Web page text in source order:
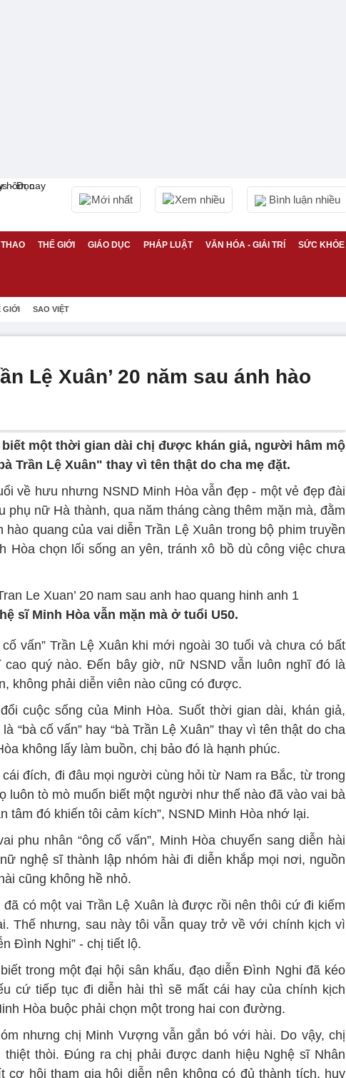
Mới nhất Xem nhiều Bình luận nhiều
THẾ GIỚI GIÁO DỤC PHÁP LUẬT VĂN HÓA - GIẢI TRÍ SỨC KHỎE
GIỚI SAO VIỆT
Lệ Xuân’ 20 năm sau ánh hào
biết một thời gian dài chị được khán giả, người hâm mộ
Trần Lệ Xuân" thay vì tên thật do cha mẹ đặt.
về hưu nhưng NSND Minh Hòa vẫn đẹp - một vẻ đẹp đài
phụ nữ Hà thành, qua năm tháng càng thêm mặn mà, đằm
hào quang của vai diễn Trần Lệ Xuân trong bộ phim truyền
Hòa chọn lối sống an yên, tránh xô bồ dù công việc chưa
sĩ Minh Hòa vẫn mặn mà ở tuổi U50.
vấn” Trần Lệ Xuân khi mới ngoài 30 tuổi và chưa có bất
quý nào. Đến bây giờ, nữ NSND vẫn luôn nghĩ đó là
không phải diễn viên nào cũng có được.
cuộc sống của Minh Hòa. Suốt thời gian dài, khán giả,
“bà cố vấn” hay “bà Trần Lệ Xuân” thay vì tên thật do cha
không lấy làm buồn, chị bảo đó là hạnh phúc.
cái đích, đi đâu mọi người cùng hỏi từ Nam ra Bắc, từ trong
luôn tò mò muốn biết một người như thế nào đã vào vai bà
tâm đó khiến tôi cảm kích”, NSND Minh Hòa nhớ lại.
phu nhân “ông cố vấn”, Minh Hòa chuyển sang diễn hài
nghệ sĩ thành lập nhóm hài đi diễn khắp mọi nơi, nguồn
cũng không hề nhỏ.
đã có một vai Trần Lệ Xuân là được rồi nên thôi cứ đi kiếm
Thế nhưng, sau này tôi vẫn quay trở về với chính kịch vì
Đình Nghi” - chị tiết lộ.
trong một đại hội sân khấu, đạo diễn Đình Nghi đã kéo
cứ tiếp tục đi diễn hài thì sẽ mất cái hay của chính kịch
Hòa buộc phải chọn một trong hai con đường.
nhưng chị Minh Vượng vẫn gắn bó với hài. Do vậy, chị
thòi. Đúng ra chị phải được danh hiệu Nghệ sĩ Nhân
cơ hội tham gia hội diễn nên không có đủ thành tích, huy